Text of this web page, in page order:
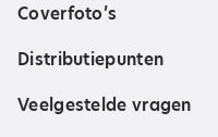
Coverfoto’s
Distributiepunten
Veelgestelde vragen